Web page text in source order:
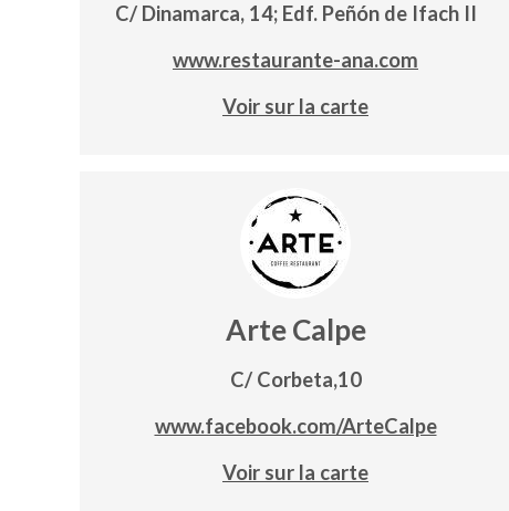
C/ Dinamarca, 14; Edf. Peñón de Ifach II
www.restaurante-ana.com
Voir sur la carte
Arte Calpe
C/ Corbeta,10
www.facebook.com/ArteCalpe
Voir sur la carte